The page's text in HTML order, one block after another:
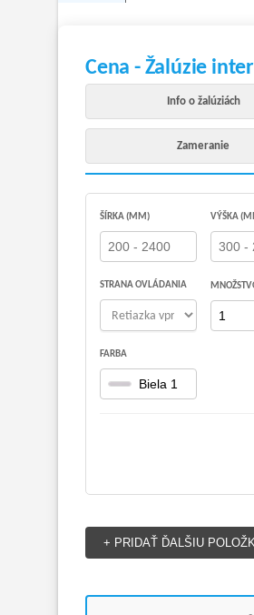
Cena - Žalúzie
Info o žalúziách
Zameranie
ŠÍRKA (MM) VÝŠKA
STRANA OVLÁDANIA
FARBA
Biela 1
+ PRIDAŤ ĎALŠIU